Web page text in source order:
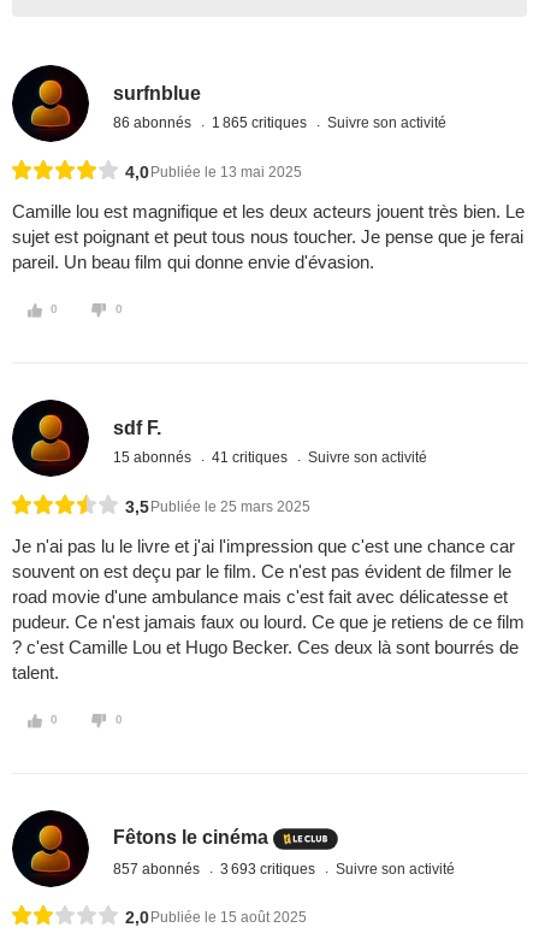
surfnblue
86 abonnés 1 865 critiques Suivre son activité
4,0 Publiée le 13 mai 2025
Camille lou est magnifique et les deux acteurs jouent très bien. Le
sujet est poignant et peut tous nous toucher. Je pense que je ferai
pareil. Un beau film qui donne envie d'évasion.
0 0
sdf F.
15 abonnés 41 critiques Suivre son activité
3,5 Publiée le 25 mars 2025
Je n'ai pas lu le livre et j'ai l'impression que c'est une chance car
souvent on est deçu par le film. Ce n'est pas évident de filmer le
road movie d'une ambulance mais c'est fait avec délicatesse et
pudeur. Ce n'est jamais faux ou lourd. Ce que je retiens de ce film
? c'est Camille Lou et Hugo Becker. Ces deux là sont bourrés de
talent.
0 0
Fêtons le cinéma
857 abonnés 3 693 critiques Suivre son activité
2,0 Publiée le 15 août 2025